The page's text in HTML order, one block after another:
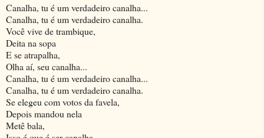
Canalha, tu é um verdadeiro canalha...
Canalha, tu é um verdadeiro canalha.
Você vive de trambique,
Deita na sopa
E se atrapalha,
Olha aí, seu canalha...
Canalha, tu é um verdadeiro canalha...
Canalha, tu é um verdadeiro canalha.
Se elegeu com votos da favela,
Depois mandou nela
Metê bala,